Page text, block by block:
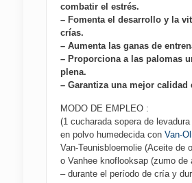
combatir el estrés.
– Fomenta el desarrollo y la
crías.
– Aumenta las ganas de
– Proporciona a las palomas
plena.
– Garantiza una mejor calidad
MODO DE EMPLEO :
(1 cucharada sopera de
en polvo humedecida con Van-
Van-Teunisbloemolie (Aceite de
o Vanhee knoflooksap (zumo de
– durante el período de cría y